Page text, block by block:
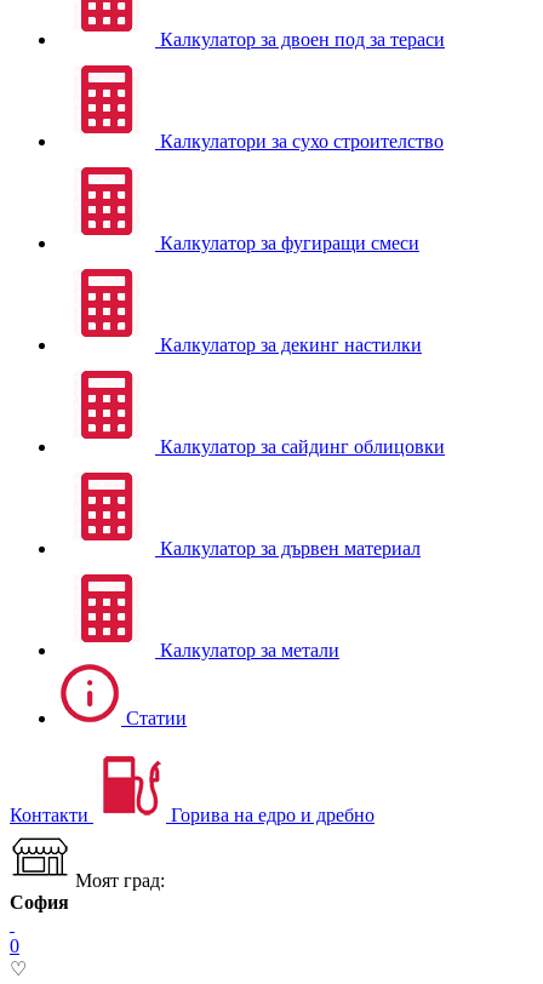
Калкулатор за двоен под за тераси
Калкулатори за сухо строителство
Калкулатор за фугиращи смеси
Калкулатор за декинг настилки
Калкулатор за сайдинг облицовки
Калкулатор за дървен материал
Калкулатор за метали
Статии
Контакти Горива на едро и дребно
Моят град:
София
0
♡